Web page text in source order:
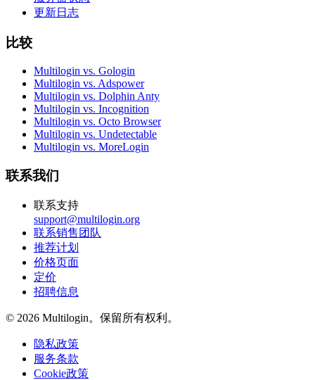
更新日志
比较
Multilogin vs. Gologin
Multilogin vs. Adspower
Multilogin vs. Dolphin Anty
Multilogin vs. Incognition
Multilogin vs. Octo Browser
Multilogin vs. Undetectable
Multilogin vs. MoreLogin
联系我们
联系支持
support@multilogin.org
联系销售团队
推荐计划
价格页面
定价
招聘信息
© 2026 Multilogin。保留所有权利。
隐私政策
服务条款
Cookie政策